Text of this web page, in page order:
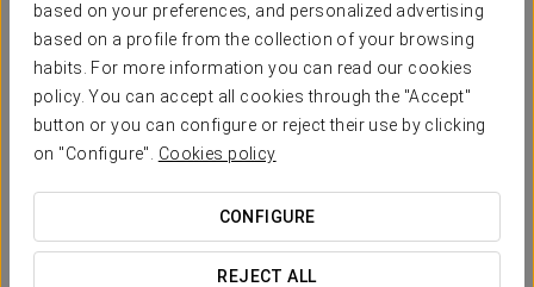
based on your preferences, and personalized advertising
based on a profile from the collection of your browsing
habits. For more information you can read our cookies
policy. You can accept all cookies through the "Accept"
button or you can configure or reject their use by clicking
on "Configure". Cookies policy
CONFIGURE
REJECT ALL
65 €
Спа-опыт для двоих (Spa-opyt dlya
Для тех, кто хочет отдохнуть вдвоём в Exe Estepona